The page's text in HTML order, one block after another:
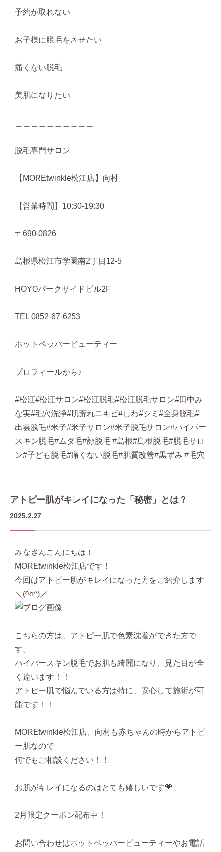
予約が取れない
お子様に脱毛をさせたい
痛くない脱毛
美肌になりたい
脱毛専門サロン
【MOREtwinkle松江店】向村
【営業時間】10:30-19:30
〒690-0826
島根県松江市学園南2丁目12-5
HOYOパークサイドビル2F
TEL 0852-67-6253
ホットペッパービューティー
プロフィールから♪
#松江#松江サロン#松江脱毛#松江脱毛サロン#田中み
な実#毛穴洗浄#肌荒れニキビ#しわ#シミ#全身脱毛#
出雲脱毛#米子#米子サロン#米子脱毛サロン#ハイパー
スキン脱毛#ムダ毛#顔脱毛 #島根#島根脱毛#脱毛サロ
ン#子ども脱毛#痛くない脱毛#肌質改善#黒ずみ #毛穴
アトピー肌がキレイになった「秘密」とは？
2025.2.27
みなさんこんにちは！
MOREtwinkle松江店です！
今回はアトピー肌がキレイになった方をご紹介します
＼(^o^)／
こちらの方は、アトピー肌で色素沈着ができた方で
す。
ハイパースキン脱毛でお肌も綺麗になり、見た目が全
く違います！！
アトピー肌で悩んでいる方は特に、安心して施術が可
能です！！
MOREtwinkle松江店、向村も赤ちゃんの時からアトピ
ー肌なので
何でもご相談ください！！
お肌がキレイになるのはとても嬉しいです💗
2月限定クーポン配布中！！
お問い合わせはホットペッパービューティーやお電話